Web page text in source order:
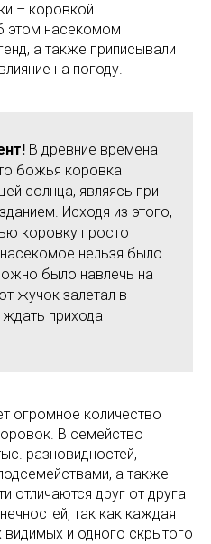
– коровкой
этом насекомом
а также приписывали
на погоду.
В древние времена
божья коровка
солнца, являясь при
Исходя из этого,
коровку просто
нельзя было
было навлечь на
жучок залетал в
прихода
огромное количество
В семейство
разновидностей,
а также
отличаются друг от друга
так как каждая
видимых и одного скрытого